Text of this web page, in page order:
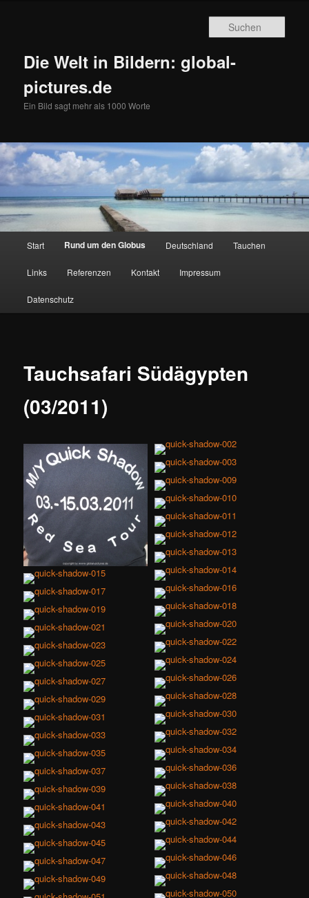
Die Welt in Bildern: global-
pictures.de
Ein Bild sagt mehr als 1000 Worte
Start Rund um den Globus Deutschland Tauchen
Links Referenzen Kontakt Impressum
Datenschutz
Tauchsafari Südägypten
(03/2011)